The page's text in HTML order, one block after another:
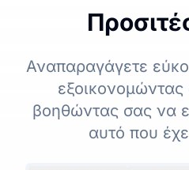
Αναπαραγάγετε
βοηθώντας σας να
αυτό που